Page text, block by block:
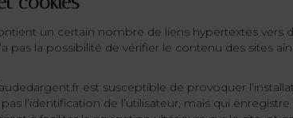
un certain nombre de liens hypertextes vers
pas la possibilité de vérifier le contenu des sites
est susceptible de provoquer
l’identification de l’utilisateur, mais qui